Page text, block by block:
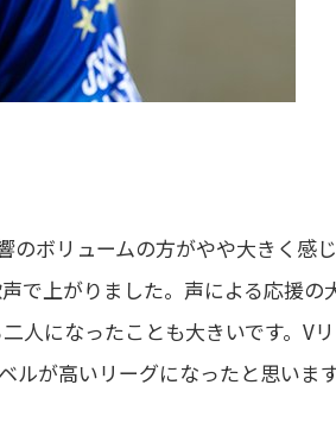
のボリュームの方がやや大きく感
で上がりました。声による応援の
人になったことも大きいです。V
ルが高いリーグになったと思いま